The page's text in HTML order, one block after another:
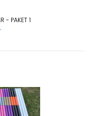
- PAKET 1